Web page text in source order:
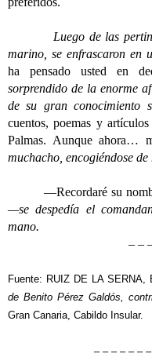
Luego de las
marino, se enfrascaron en
ha pensado usted en
sorprendido de la enorme
de su gran conocimiento
cuentos, poemas y
Palmas. Aunque ahora…
muchacho, encogiéndose de
—Recordaré su
—se despedía el
mano.
– –
Fuente: RUIZ DE LA SERNA,
de Benito Pérez Galdós,
Gran Canaria, Cabildo Insular.
– – – – – –